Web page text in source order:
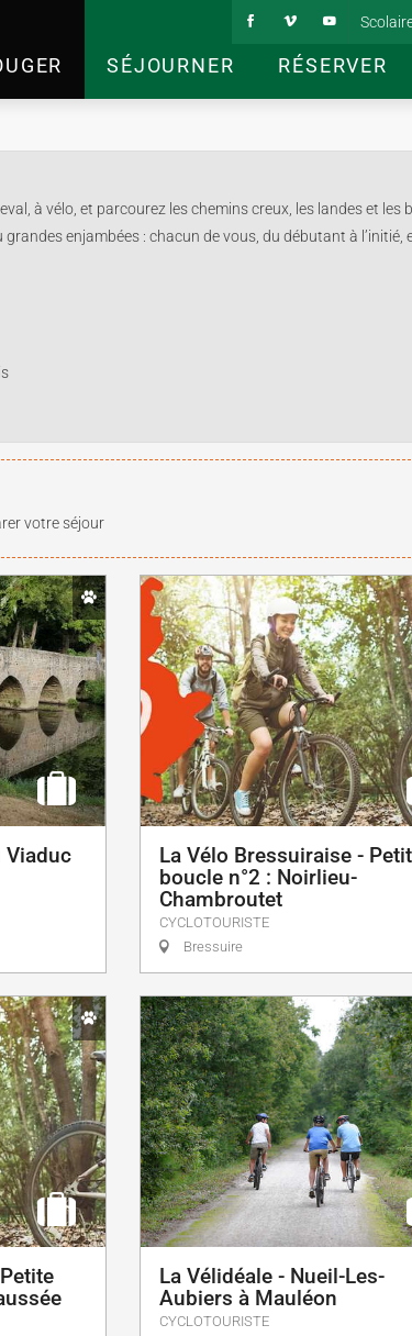
SÉJOURNER RÉSERVER
à vélo, et parcourez les chemins creux, les landes et les
enjambées : chacun de vous, du débutant à
votre séjour
Viaduc
La Vélo Bressuiraise -
boucle n°2 : Noirlieu-
Chambroutet
CYCLOTOURISTE
Bressuire
La Vélidéale - Nueil-Les-
Aubiers à Mauléon
CYCLOTOURISTE